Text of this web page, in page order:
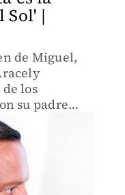
Sol' |
de Miguel,
los
su padre